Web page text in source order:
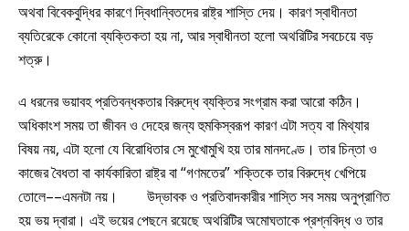
অথবা বিবেকবুদ্ধির কারণে দ্বিধান্বিতদের রাষ্ট্র শাস্তি দেয়। কারণ স্বাধীনতা
ব্যতিরেকে কোনো ব্যক্তিকতা হয় না, আর স্বাধীনতা হলো অথরিটির সবচেয়ে বড়
শত্রু।
এ ধরনের ভয়াবহ প্রতিবন্ধকতার বিরুদ্ধে ব্যক্তির সংগ্রাম করা আরো কঠিন।
অধিকাংশ সময় তা জীবন ও দেহের জন্য হুমকিস্বরূপ কারণ এটা সত্য বা মিথ্যার
বিষয় নয়, এটা হলো যে বিরোধিতার সে মুখোমুখি হয় তার মানদণ্ডে। তার চিন্তা ও
কাজের বৈধতা বা কার্যকারিতা রাষ্ট্র বা “গণমতের” শক্তিকে তার বিরুদ্ধে খেপিয়ে
তোলে––এমনটা নয়। উদ্ভাবক ও প্রতিবাদকারীর শাস্তি সব সময় অনুপ্রাণিত
হয় ভয় দ্বারা। এই ভয়ের পেছনে রয়েছে অথরিটির অমোঘতাকে প্রশ্নবিদ্ধ ও তার